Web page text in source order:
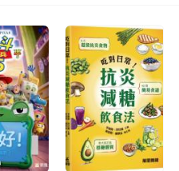
學獎新詩獎